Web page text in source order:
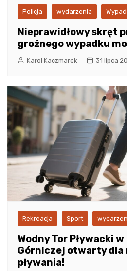
Policja wydarzenia
Nieprawidłowy skręt
groźnego wypadku
Karol Kaczmarek 31 lipca
Rekreacja Sport
Wodny Tor Pływacki
Górniczej otwarty dla
pływania!